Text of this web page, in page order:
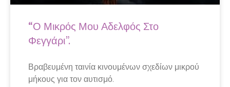
“Ο Μικρός Μου Αδελφός Στο
Φεγγάρι”.
Βραβευμένη ταινία κινουμένων σχεδίων μικρού
μήκους για τον αυτισμό.